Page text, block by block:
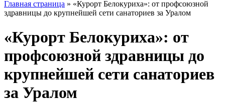
Главная страница » «Курорт Белокуриха»: от профсоюзной
здравницы до крупнейшей сети санаториев за Уралом
«Курорт Белокуриха»: от
профсоюзной здравницы до
крупнейшей сети санаториев
за Уралом